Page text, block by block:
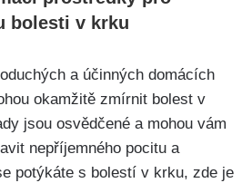
bolesti v⁢ krku
a ⁤účinných domácích
okamžitě zmírnit bolest v
​jsou ⁤osvědčené a⁢ mohou vám
nepříjemného‍ pocitu a
potýkáte ​s bolestí ​v‌ krku,⁤ zde je